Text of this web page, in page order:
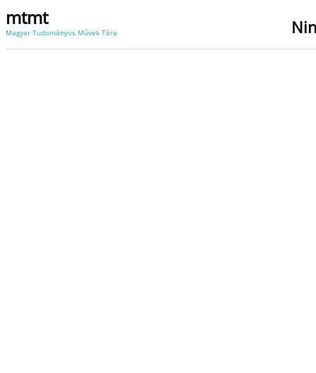
mtmt
Magyar Tudományos Művek Tára